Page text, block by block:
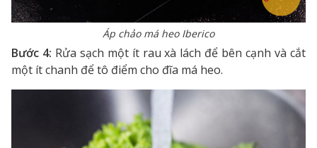
Áp chảo má heo Iberico
Bước 4: Rửa sạch một ít rau xà lách để bên cạnh và cắt
một ít chanh để tô điểm cho đĩa má heo.